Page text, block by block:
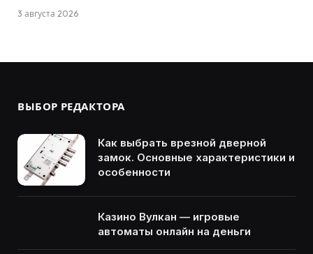
3 августа 2026
ВЫБОР РЕДАКТОРА
Как выбрать врезной дверной
замок. Основные характеристики и
особенности
Казино Вулкан — игровые
автоматы онлайн на деньги